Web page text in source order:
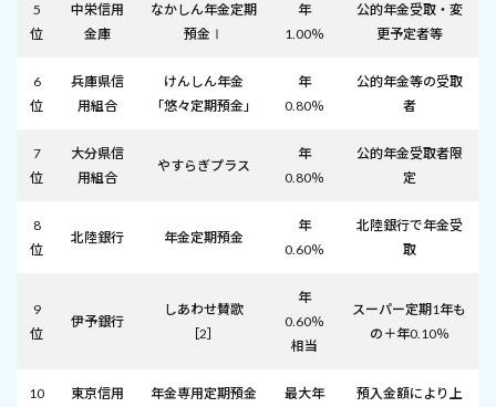
5
位
中栄信用
金庫
なかしん年金定期
預金Ⅰ
年
1.00％
公的年金受取・変
更予定者等
6
位
兵庫県信
用組合
けんしん年金
「悠々定期預金」
年
0.80％
公的年金等の受取
者
7
位
大分県信
用組合
やすらぎプラス
年
0.80％
公的年金受取者限
定
8
位
北陸銀行 年金定期預金
年
0.60％
北陸銀行で年金受
取
9
位
伊予銀行
しあわせ賛歌
［2］
年
0.60％
相当
スーパー定期1年も
の＋年0.10％
10
東京信用
年金専用定期預金
最大年
預入金額により上